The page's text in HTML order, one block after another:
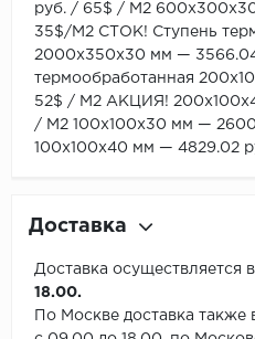
руб. / 65$ / М2
35$/М2 СТОК! Ступень
2000х350х30 мм —
термообработанная
52$ / М2 АКЦИЯ!
/ М2 100х100х30 мм —
100х100х40 мм — 4829.02
Доставка
Доставка осуществляется
18.00.
По Москве доставка